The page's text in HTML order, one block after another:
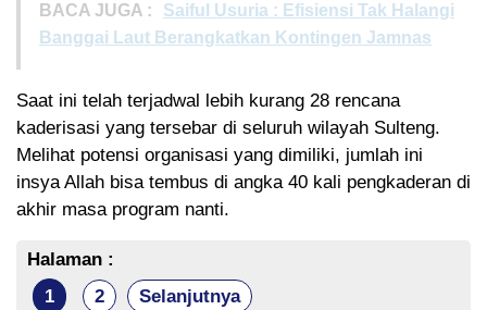
BACA JUGA :
Saiful Usuria : Efisiensi Tak Halangi
Banggai Laut Berangkatkan Kontingen Jamnas
Saat ini telah terjadwal lebih kurang 28 rencana
kaderisasi yang tersebar di seluruh wilayah Sulteng.
Melihat potensi organisasi yang dimiliki, jumlah ini
insya Allah bisa tembus di angka 40 kali pengkaderan di
akhir masa program nanti.
Halaman :
1
2 Selanjutnya